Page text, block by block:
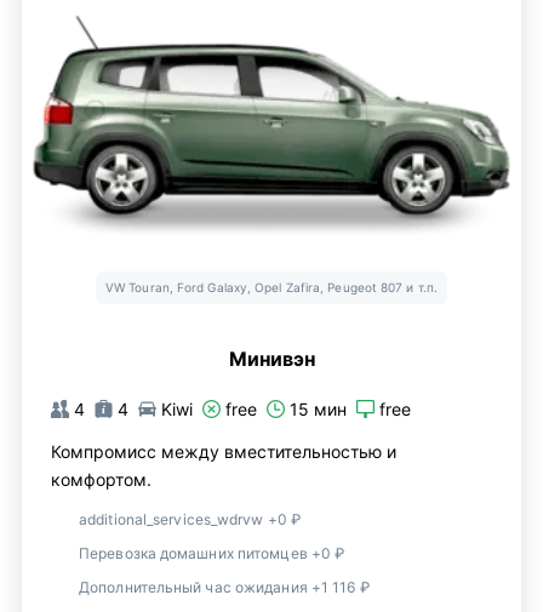
VW Touran, Ford Galaxy, Opel Zafira, Peugeot 807 и т.п.
Минивэн
4 4 Kiwi free 15 мин free
Компромисс между вместительностью и
комфортом.
additional_services_wdrvw +0 ₽
Перевозка домашних питомцев +0 ₽
Дополнительный час ожидания +1 116 ₽